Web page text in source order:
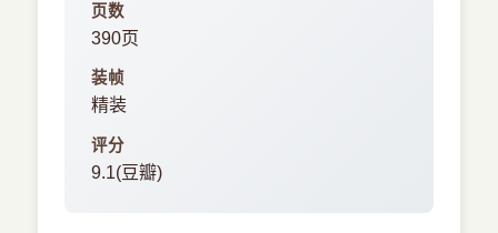
页数
390页
装帧
精装
评分
9.1(豆瓣)